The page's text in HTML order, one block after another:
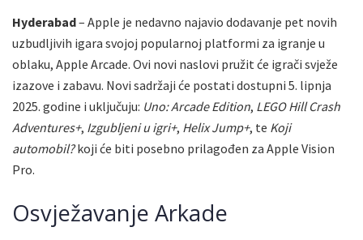
Hyderabad– Apple je nedavno najavio dodavanje pet novih
uzbudljivih igara svojoj popularnoj platformi za igranje u
oblaku, Apple Arcade. Ovi novi naslovi pružit će igrači svježe
izazove i zabavu. Novi sadržaji će postati dostupni 5. lipnja
2025. godine i uključuju: Uno: Arcade Edition, LEGO Hill Crash
Adventures+, Izgubljeni u igri+, Helix Jump+, te Koji
automobil?koji će biti posebno prilagođen za Apple Vision
Pro.
Osvježavanje Arkade